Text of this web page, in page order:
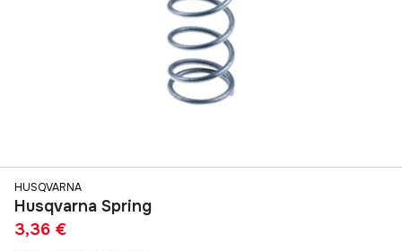
HUSQVARNA
Husqvarna Spring
3,36 €